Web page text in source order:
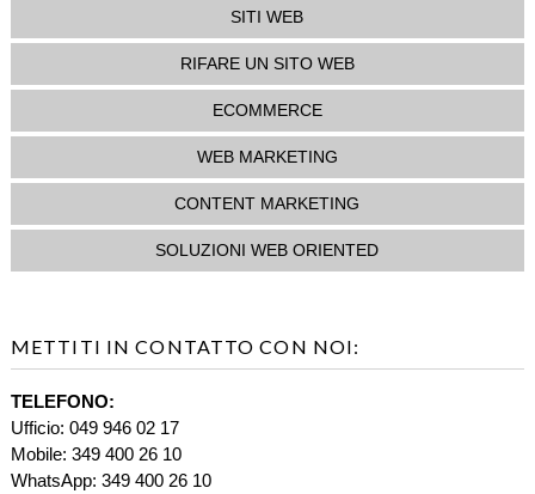
SITI WEB
RIFARE UN SITO WEB
ECOMMERCE
WEB MARKETING
CONTENT MARKETING
SOLUZIONI WEB ORIENTED
METTITI IN CONTATTO CON NOI:
TELEFONO:
Ufficio: 049 946 02 17
Mobile: 349 400 26 10
WhatsApp: 349 400 26 10